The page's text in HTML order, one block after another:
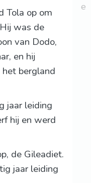
Tola op om
was de
van Dodo,
en hij
bergland
jaar leiding
hij en werd
de Gileadiet.
jaar leiding
e